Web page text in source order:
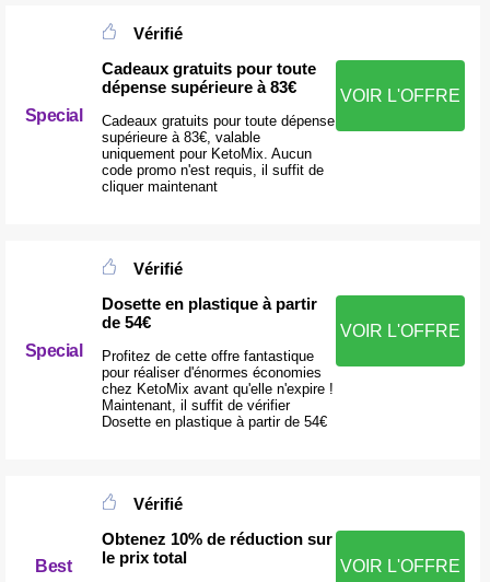
Special
Vérifié
Cadeaux gratuits pour toute
dépense supérieure à 83€
Cadeaux gratuits pour toute dépense
supérieure à 83€, valable
uniquement pour KetoMix. Aucun
code promo n'est requis, il suffit de
cliquer maintenant
VOIR L'OFFRE
Special
Vérifié
Dosette en plastique à partir
de 54€
Profitez de cette offre fantastique
pour réaliser d'énormes économies
chez KetoMix avant qu'elle n'expire !
Maintenant, il suffit de vérifier
Dosette en plastique à partir de 54€
VOIR L'OFFRE
Best
Vérifié
Obtenez 10% de réduction sur
le prix total
VOIR L'OFFRE